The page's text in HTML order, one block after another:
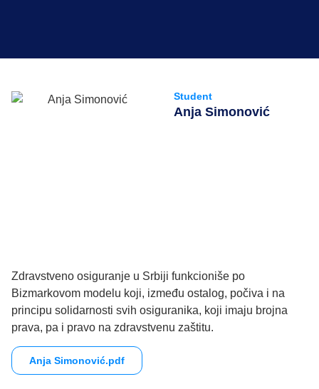
Student
Anja Simonović
Zdravstveno osiguranje u Srbiji funkcioniše po
Bizmarkovom modelu koji, između ostalog, počiva i na
principu solidarnosti svih osiguranika, koji imaju brojna
prava, pa i pravo na zdravstvenu zaštitu.
Anja Simonović.pdf